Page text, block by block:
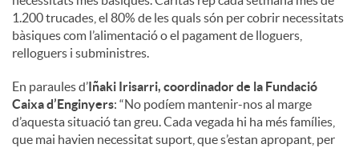
1.200 trucades, el 80% de les quals són per cobrir necessitats
bàsiques com l’alimentació o el pagament de lloguers,
relloguers i subministres.
En paraules d’ Iñaki Irisarri, coordinador de la Fundació
Caixa d’Enginyers: “No podíem mantenir-nos al marge
d’aquesta situació tan greu. Cada vegada hi ha més famílies,
que mai havien necessitat suport, que s’estan apropant, per